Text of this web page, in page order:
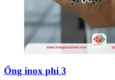
Ống inox phi 3